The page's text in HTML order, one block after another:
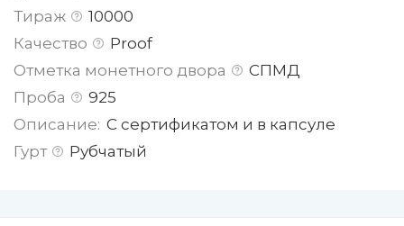
Тираж
10000
Качество
Proof
Отметка монетного двора
СПМД
Проба
925
Описание: С сертификатом и в капсуле
Гурт
Рубчатый